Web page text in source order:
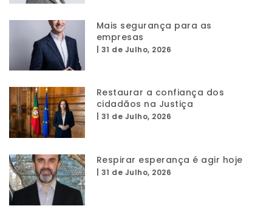
Mais segurança para as
empresas
31 de Julho, 2026
Restaurar a confiança dos
cidadãos na Justiça
31 de Julho, 2026
Respirar esperança é agir hoje
31 de Julho, 2026